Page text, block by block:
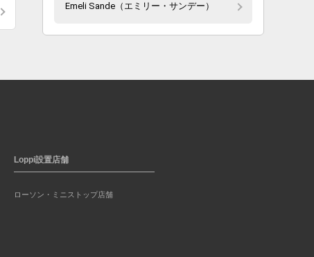
Emeli Sande（エミリー・サンデー）
Loppi設置店舗
ローソン・ミニストップ店舗